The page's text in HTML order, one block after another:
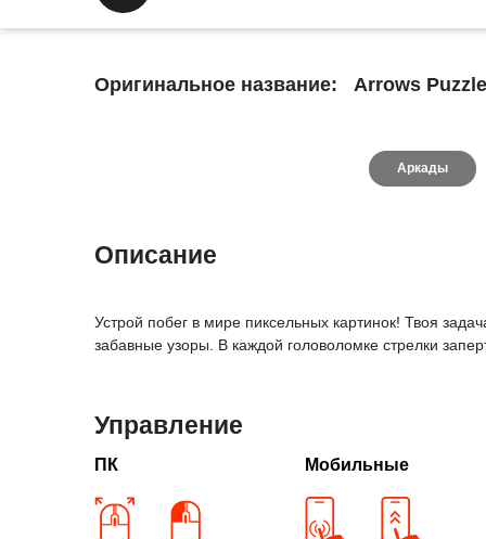
Оригинальное название: Arrows
Аркады
Описание
Устрой побег в мире пиксельных картинок! Твоя
забавные узоры. В каждой головоломке стрелки
Управление
ПК Мобильные